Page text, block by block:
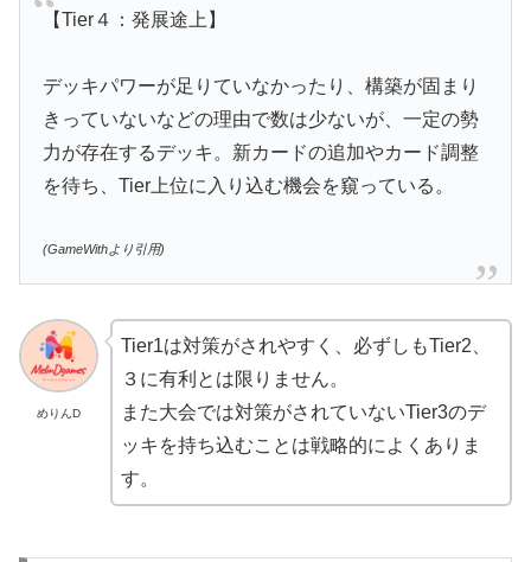
【Tier４：発展途上】
デッキパワーが足りていなかったり、構築が固まり
きっていないなどの理由で数は少ないが、一定の勢
力が存在するデッキ。新カードの追加やカード調整
を待ち、Tier上位に入り込む機会を窺っている。
(GameWithより引用)
めりんD
Tier1は対策がされやすく、必ずしもTier2、
３に有利とは限りません。
また大会では対策がされていないTier3のデ
ッキを持ち込むことは戦略的によくありま
す。